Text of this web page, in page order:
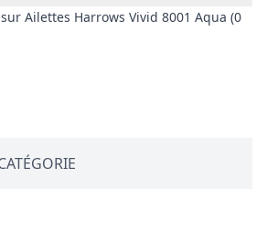
Ailettes Harrows Vivid 8001 Aqua (0